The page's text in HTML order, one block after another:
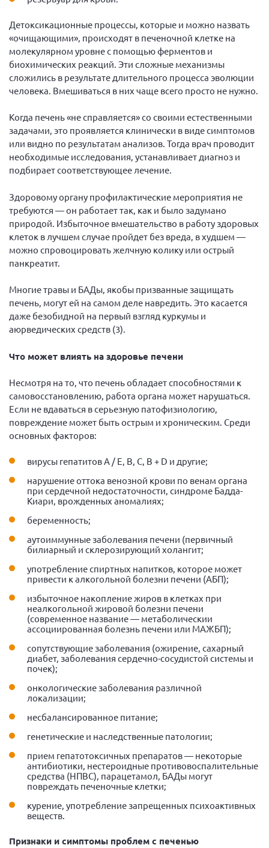
Детоксикационные процессы, которые и можно назвать
«очищающими», происходят в печеночной клетке на
молекулярном уровне с помощью ферментов и
биохимических реакций. Эти сложные механизмы
сложились в результате длительного процесса эволюции
человека. Вмешиваться в них чаще всего просто не нужно.
Когда печень «не справляется» со своими естественными
задачами, это проявляется клинически в виде симптомов
или видно по результатам анализов. Тогда врач проводит
необходимые исследования, устанавливает диагноз и
подбирает соответствующее лечение.
Здоровому органу профилактические мероприятия не
требуются — он работает так, как и было задумано
природой. Избыточное вмешательство в работу здоровых
клеток в лучшем случае пройдет без вреда, в худшем —
можно спровоцировать желчную колику или острый
панкреатит.
Многие травы и БАДы, якобы призванные защищать
печень, могут ей на самом деле навредить. Это касается
даже безобидной на первый взгляд куркумы и
аюрведических средств (3).
Что может влиять на здоровье печени
Несмотря на то, что печень обладает способностями к
самовосстановлению, работа органа может нарушаться.
Если не вдаваться в серьезную патофизиологию,
повреждение может быть острым и хроническим. Среди
основных факторов:
вирусы гепатитов А / Е, В, С, В + D и другие;
нарушение оттока венозной крови по венам органа
при сердечной недостаточности, синдроме Бадда-
Киари, врожденных аномалиях;
беременность;
аутоиммунные заболевания печени (первичный
билиарный и склерозирующий холангит;
употребление спиртных напитков, которое может
привести к алкогольной болезни печени (АБП);
избыточное накопление жиров в клетках при
неалкогольной жировой болезни печени
(современное название — метаболическии
ассоциированная болезнь печени или МАЖБП);
сопутствующие заболевания (ожирение, сахарный
диабет, заболевания сердечно-сосудистой системы и
почек);
онкологические заболевания различной
локализации;
несбалансированное питание;
генетические и наследственные патологии;
прием гепатотоксичных препаратов — некоторые
антибиотики, нестероидные противовоспалительные
средства (НПВС), парацетамол, БАДы могут
повреждать печеночные клетки;
курение, употребление запрещенных психоактивных
веществ.
Признаки и симптомы проблем с печенью